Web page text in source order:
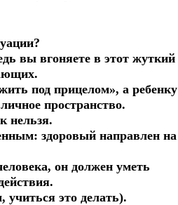
вы вгоняете в этот жуткий
под прицелом», а ребенку
пространство.
нельзя.
здоровый направлен на
он должен уметь
это делать).